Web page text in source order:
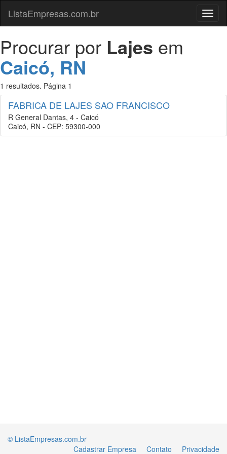
Menu
ListaEmpresas.com.br
Procurar por Lajes em
Caicó, RN
1 resultados. Página 1
FABRICA DE LAJES SAO FRANCISCO
R General Dantas, 4 - Caicó
Caicó, RN - CEP: 59300-000
© ListaEmpresas.com.br
Cadastrar Empresa
Contato Privacidade